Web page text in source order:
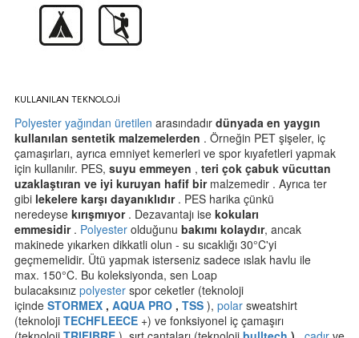
KULLANILAN TEKNOLOJİ
Polyester yağından üretilen arasındadır dünyada en yaygın
kullanılan sentetik malzemelerden . Örneğin PET şişeler, iç
çamaşırları, ayrıca emniyet kemerleri ve spor kıyafetleri yapmak
için kullanılır. PES, suyu emmeyen , teri çok çabuk vücuttan
uzaklaştıran ve iyi kuruyan hafif birmalzemedir . Ayrıca ter
gibi lekelere karşı dayanıklıdır. PES harika çünkü
neredeyse kırışmıyor. Dezavantajı ise kokuları
emmesidir. Polyester olduğunu bakımı kolaydır, ancak
makinede yıkarken dikkatli olun - su sıcaklığı 30°C'yi
geçmemelidir. Ütü yapmak isterseniz sadece ıslak havlu ile
max. 150°C. Bu koleksiyonda, sen Loap
bulacaksınız polyester spor ceketler (teknoloji
içinde STORMEX , AQUA PRO , TSS ), polar sweatshirt
(teknoloji TECHFLEECE +) ve fonksiyonel iç çamaşırı